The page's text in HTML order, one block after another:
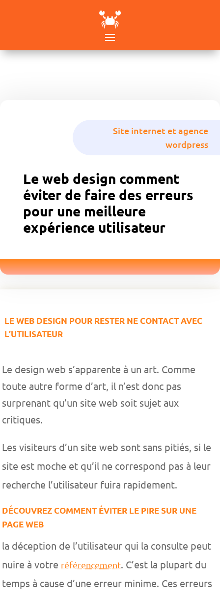
Site internet et agence
wordpress
Le web design comment
éviter de faire des erreurs
pour une meilleure
expérience utilisateur
LE WEB DESIGN POUR RESTER NE CONTACT AVEC
L’UTILISATEUR
Le design web s’apparente à un art. Comme
toute autre forme d’art, il n’est donc pas
surprenant qu’un site web soit sujet aux
critiques.
Les visiteurs d’un site web sont sans pitiés, si le
site est moche et qu’il ne correspond pas à leur
recherche l’utilisateur fuira rapidement.
DÉCOUVREZ COMMENT ÉVITER LE PIRE SUR UNE
PAGE WEB
la déception de l’utilisateur qui la consulte peut
nuire à votre référencement. C’est la plupart du
temps à cause d’une erreur minime. Ces erreurs